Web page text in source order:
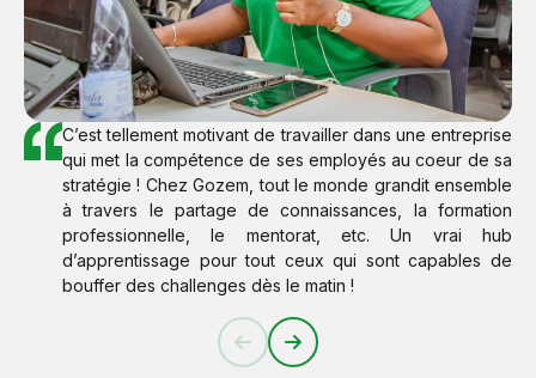
C’est tellement motivant de travailler dans une entreprise
qui met la compétence de ses employés au coeur de sa
stratégie ! Chez Gozem, tout le monde grandit ensemble
à travers le partage de connaissances, la formation
professionnelle, le mentorat, etc. Un vrai hub
d’apprentissage pour tout ceux qui sont capables de
bouffer des challenges dès le matin !